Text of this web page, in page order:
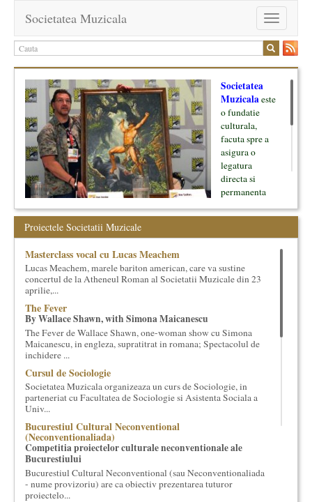
Toggle
navigation
Societatea Muzicala
Societatea
Muzicalaeste
o fundatie
culturala,
facuta spre a
asigura o
legatura
directa si
permanenta
oamenii ei, pe
inceput cu muzica clasica - si de aici numele -, insa acum
dezvoltam proiecte si in alte domenii ale culturii.
Facem management cultural, dezvoltam si administram proiecte
proprii sau preluate, modele si sisteme de finantare, marketing
cultural si consultanta. Organizam concursuri, concerte si
evenimente culturale, private sau publice, tinem cursuri de
cultura generala muzicala, teatrala, filosofica si de alte feluri.
cei care il finantateaza sunt in rubricile de mai jos.
Proiectele Societatii Muzicale
Masterclass vocal cu Lucas Meachem
Lucas Meachem, marele bariton american, care va sustine
concertul de la Atheneul Roman al Societatii Muzicale din 23
aprilie,...
The Fever
By Wallace Shawn, with Simona Maicanescu
The Fever de Wallace Shawn, one-woman show cu Simona
Maicanescu, in engleza, supratitrat in romana; Spectacolul de
inchidere ...
Cursul de Sociologie
Societatea Muzicala organizeaza un curs de Sociologie, in
parteneriat cu Facultatea de Sociologie si Asistenta Sociala a
Univ...
Bucurestiul Cultural Neconventional
(Neconventionaliada)
Competitia proiectelor culturale neconventionale ale
Bucurestiului
Bucurestiul Cultural Neconventional (sau Neconventionaliada
- nume provizoriu) are ca obiectiv prezentarea tuturor
proiectelo...